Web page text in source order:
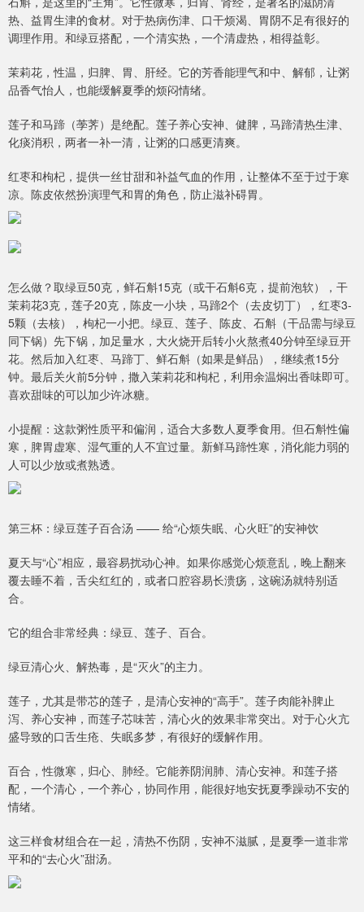
热、益胃生津的食材。对于热病伤津、口干烦渴、胃阴不足有很好的
调理作用。和绿豆搭配，一个清实热，一个清虚热，相得益彰。
茉莉花，性温，归脾、胃、肝经。它的芳香能理气和中、解郁，让粥
品香气怡人，也能缓解夏季的烦闷情绪。
莲子和马蹄（荸荠）是绝配。莲子养心安神、健脾，马蹄清热生津、
化痰消积，两者一补一清，让粥的口感更清爽。
红枣和枸杞，提供一丝甘甜和补益气血的作用，让整体不至于过于寒
凉。陈皮依然扮演理气和胃的角色，防止滋补碍胃。
怎么做？取绿豆50克，鲜石斛15克（或干石斛6克，提前泡软），干
茉莉花3克，莲子20克，陈皮一小块，马蹄2个（去皮切丁），红枣3-
5颗（去核），枸杞一小把。绿豆、莲子、陈皮、石斛（干品需与绿豆
同下锅）先下锅，加足量水，大火烧开后转小火熬煮40分钟至绿豆开
花。然后加入红枣、马蹄丁、鲜石斛（如果是鲜品），继续煮15分
钟。最后关火前5分钟，撒入茉莉花和枸杞，利用余温焖出香味即可。
喜欢甜味的可以加少许冰糖。
小提醒：这款粥性质平和偏润，适合大多数人夏季食用。但石斛性偏
寒，脾胃虚寒、湿气重的人不宜过量。新鲜马蹄性寒，消化能力弱的
人可以少放或煮熟透。
第三杯：绿豆莲子百合汤 —— 给“心烦失眠、心火旺”的安神饮
夏天与“心”相应，最容易扰动心神。如果你感觉心烦意乱，晚上翻来
覆去睡不着，舌尖红红的，或者口腔容易长溃疡，这碗汤就特别适
合。
它的组合非常经典：绿豆、莲子、百合。
绿豆清心火、解热毒，是“灭火”的主力。
莲子，尤其是带芯的莲子，是清心安神的“高手”。莲子肉能补脾止
泻、养心安神，而莲子芯味苦，清心火的效果非常突出。对于心火亢
盛导致的口舌生疮、失眠多梦，有很好的缓解作用。
百合，性微寒，归心、肺经。它能养阴润肺、清心安神。和莲子搭
配，一个清心，一个养心，协同作用，能很好地安抚夏季躁动不安的
情绪。
这三样食材组合在一起，清热不伤阴，安神不滋腻，是夏季一道非常
平和的“去心火”甜汤。